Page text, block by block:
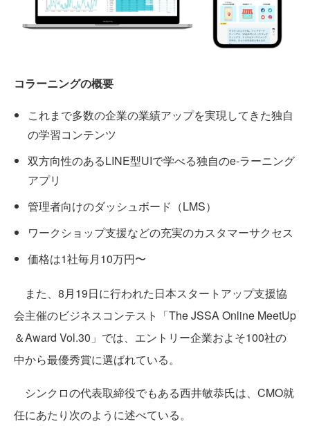
コラーニングの概要
これまで多数の企業の業績アップを実現してきた独自
の学習コンテンツ
双方向性のあるLINE型UIで学べる独自のe-ラーニング
アプリ
管理者向けのダッシュボード（LMS）
ワークショップ支援などの充実のカスタマーサクセス
価格は1社毎月10万円〜
また、8月19日に行われた日本スタートアップ支援協
会主催のビジネスコンテスト「The JSSA Online MeetUp
＆Award Vol.30」では、エントリー企業およそ100社の
中から最優秀賞に選ばれている。
シンクロの代表取締役でもある西井敏恭氏は、CMO就
任にあたり次のように述べている。